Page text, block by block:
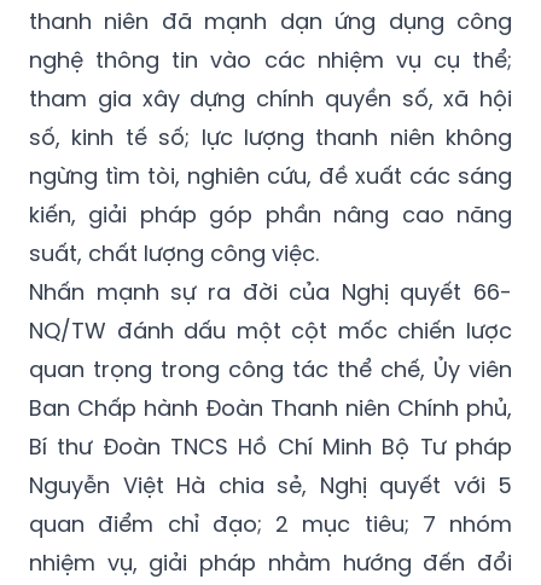
thanh niên đã mạnh dạn ứng dụng công
nghệ thông tin vào các nhiệm vụ cụ thể;
tham gia xây dựng chính quyền số, xã hội
số, kinh tế số; lực lượng thanh niên không
ngừng tìm tòi, nghiên cứu, đề xuất các sáng
kiến, giải pháp góp phần nâng cao năng
suất, chất lượng công việc.
Nhấn mạnh sự ra đời của Nghị quyết 66-
NQ/TW đánh dấu một cột mốc chiến lược
quan trọng trong công tác thể chế, Ủy viên
Ban Chấp hành Đoàn Thanh niên Chính phủ,
Bí thư Đoàn TNCS Hồ Chí Minh Bộ Tư pháp
Nguyễn Việt Hà chia sẻ, Nghị quyết với 5
quan điểm chỉ đạo; 2 mục tiêu; 7 nhóm
nhiệm vụ, giải pháp nhằm hướng đến đổi